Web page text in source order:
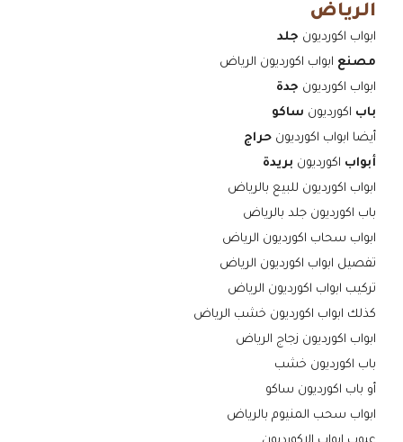
الرياض
ابواب اكورديون جلد
مصنع ابواب اكورديون الرياض
ابواب اكورديون جدة
باب اكورديون ساكو
أيضا ابواب اكورديون حراج
أبواب اكورديون بريدة
ابواب اكورديون للبيع بالرياض
باب اكورديون جلد بالرياض
ابواب سحاب اكورديون الرياض
تفصيل ابواب اكورديون الرياض
تركيب ابواب اكورديون الرياض
كذلك ابواب اكورديون خشب الرياض
ابواب اكورديون زجاج الرياض
باب اكورديون خشب
أو باب اكورديون ساكو
ابواب سحب المنيوم بالرياض